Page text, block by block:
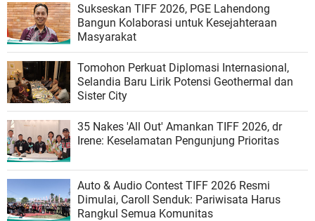
Sukseskan TIFF 2026, PGE Lahendong
Bangun Kolaborasi untuk Kesejahteraan
Masyarakat
Tomohon Perkuat Diplomasi Internasional,
Selandia Baru Lirik Potensi Geothermal dan
Sister City
35 Nakes 'All Out' Amankan TIFF 2026, dr
Irene: Keselamatan Pengunjung Prioritas
Auto & Audio Contest TIFF 2026 Resmi
Dimulai, Caroll Senduk: Pariwisata Harus
Rangkul Semua Komunitas